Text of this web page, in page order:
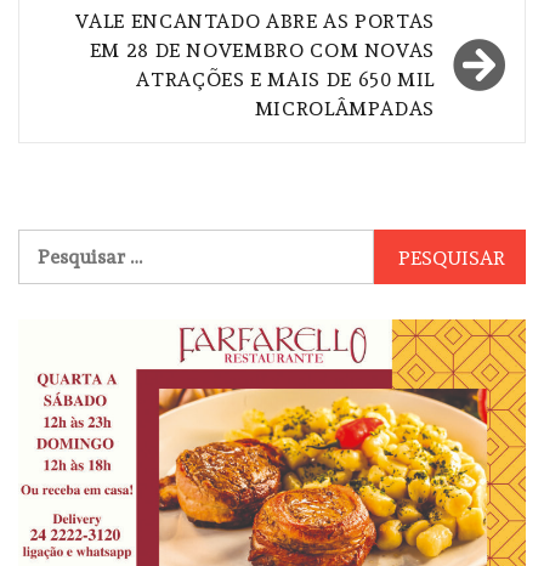
VALE ENCANTADO ABRE AS PORTAS
EM 28 DE NOVEMBRO COM NOVAS
ATRAÇÕES E MAIS DE 650 MIL
MICROLÂMPADAS